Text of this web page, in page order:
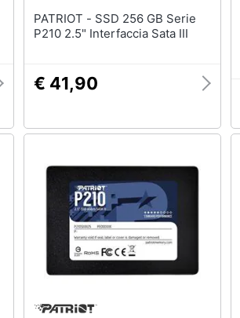
PATRIOT - SSD 256 GB Serie
P210 2.5" Interfaccia Sata III
€ 41,90